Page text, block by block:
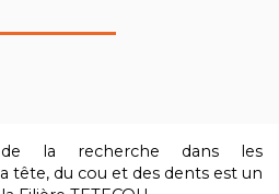
la recherche dans les
tête, du cou et des dents est un